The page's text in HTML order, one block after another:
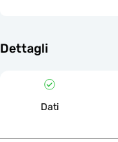
Dettagli
Dati